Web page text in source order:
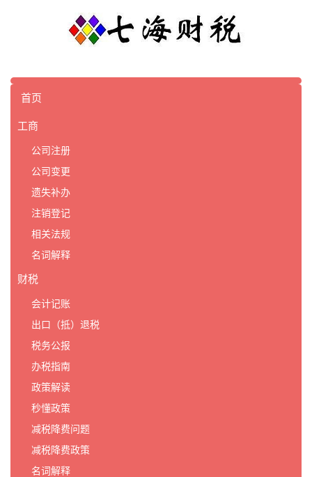
首页
工商
公司注册
公司变更
遗失补办
注销登记
相关法规
名词解释
财税
会计记账
出口（抵）退税
税务公报
办税指南
政策解读
秒懂政策
减税降费问题
减税降费政策
名词解释